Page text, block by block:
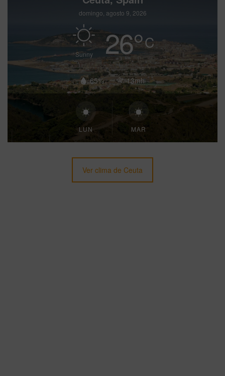
domingo, agosto 9, 2026
Sunny 26°C
65% 13mh
LUN MAR
Ver clima de Ceuta